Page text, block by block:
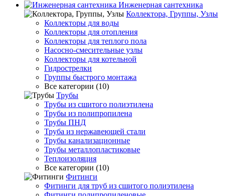
Инженерная сантехника
Коллектора, Группы, Узлы
Коллекторы для воды
Коллекторы для отопления
Коллекторы для теплого пола
Насосно-смесительные узлы
Коллекторы для котельной
Гидрострелки
Группы быстрого монтажа
Все категории (10)
Трубы
Трубы из сшитого полиэтилена
Трубы из полипропилена
Трубы ПНД
Труба из нержавеющей стали
Трубы канализационные
Трубы металлопластиковые
Теплоизоляция
Все категории (10)
Фитинги
Фитинги для труб из сшитого полиэтилена